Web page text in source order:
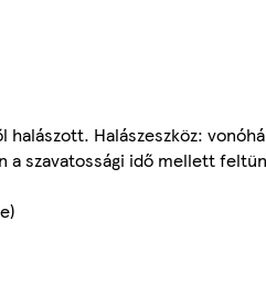
Halászeszköz:
a szavatossági idő mellett